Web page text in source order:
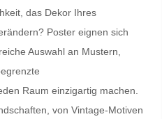
das Dekor Ihres
Poster eignen sich
Auswahl an Mustern,
Raum einzigartig machen.
von Vintage-Motiven